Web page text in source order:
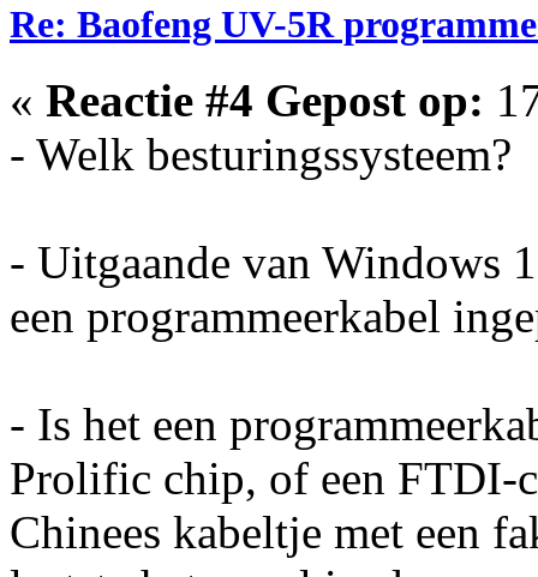
Re: Baofeng UV-5R
« Reactie #4 Gepost op:
- Welk besturingssysteem?
- Uitgaande van Windows
een programmeerkabel
- Is het een
Prolific chip, of een FTDI-
Chinees kabeltje met een